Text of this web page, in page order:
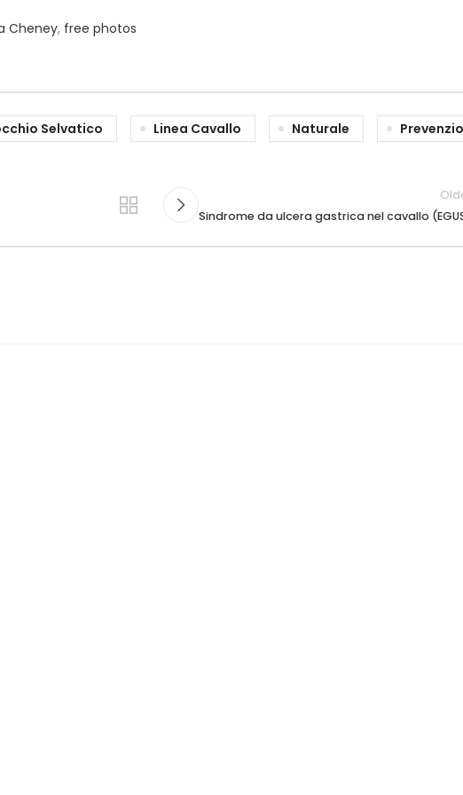
Cheney, free photos
Selvatico Linea Cavallo Naturale
Sindrome da ulcera gastrica nel cavallo